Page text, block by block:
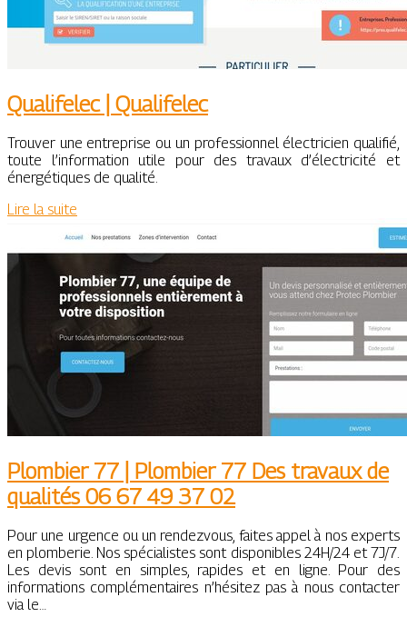
Qualifelec | Qualifelec
Trouver une entreprise ou un professionnel électricien qualifié,
toute l’information utile pour des travaux d’électricité et
énergétiques de qualité.
Lire la suite
Plombier 77 | Plombier 77 Des travaux de
qualités 06 67 49 37 02
Pour une urgence ou un rendezvous, faites appel à nos experts
en plomberie. Nos spécialistes sont disponibles 24H/24 et 7J/7.
Les devis sont en simples, rapides et en ligne. Pour des
informations complémentaires n’hésitez pas à nous contacter
via le…